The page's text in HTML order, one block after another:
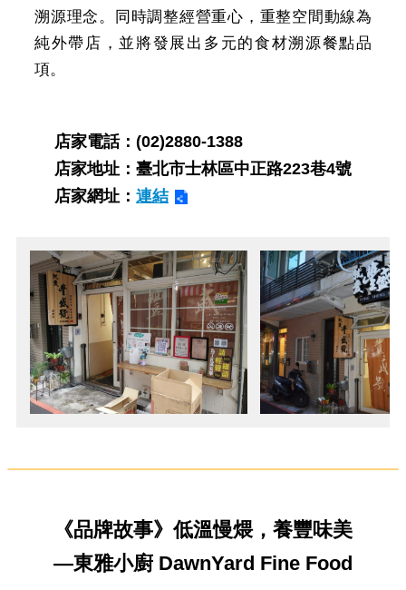
溯源理念。同時調整經營重心，重整空間動線為
純外帶店，並將發展出多元的食材溯源餐點品
項。
店家電話：(02)2880-1388
店家地址：臺北市士林區中正路223巷4號
店家網址： 連結
《品牌故事》低溫慢煨，養豐味美
—東雅小廚 DawnYard Fine Food